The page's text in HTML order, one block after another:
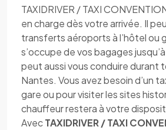
TAXIDRIVER / TAXI
en charge dès votre arrivée. Il
transferts aéroports à l’hôtel ou
s’occupe de vos bagages
peut aussi vous conduire durant
Nantes. Vous avez besoin d’un
gare ou pour visiter les sites
chauffeur restera à votre
AvecTAXIDRIVER / TAXI